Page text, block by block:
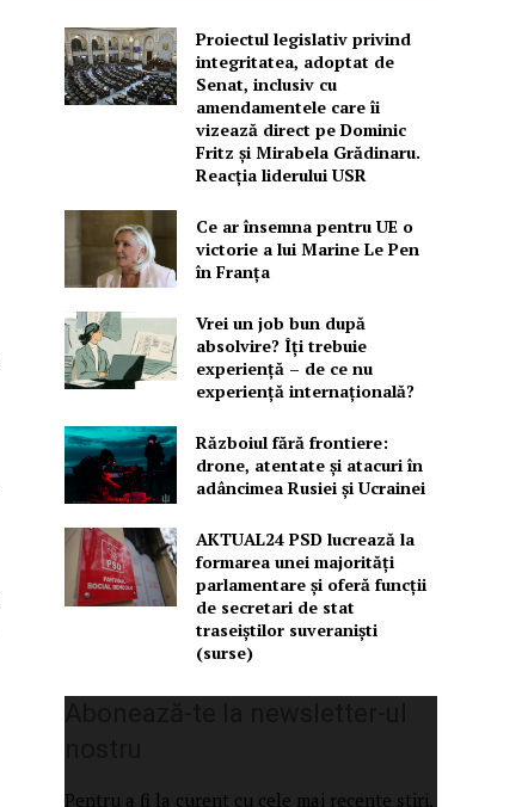
Proiectul legislativ privind
integritatea, adoptat de
Senat, inclusiv cu
amendamentele care îi
vizează direct pe Dominic
Fritz și Mirabela Grădinaru.
Reacția liderului USR
Ce ar însemna pentru UE o
victorie a lui Marine Le Pen
în Franța
Vrei un job bun după
absolvire? Îți trebuie
experiență – de ce nu
experiență internațională?
Războiul fără frontiere:
drone, atentate și atacuri în
adâncimea Rusiei și Ucrainei
AKTUAL24 PSD lucrează la
formarea unei majorităţi
parlamentare și oferă funcții
de secretari de stat
traseiștilor suveraniști
(surse)
Pentru a fi la curent cu cele mai recente știri,